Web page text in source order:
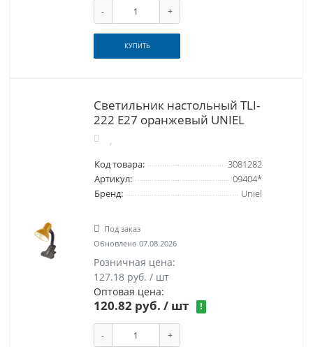
- +
КУПИТЬ
Светильник настольный TLI-
222 Е27 оранжевый UNIEL
Код товара:
3081282
Артикул:
09404*
Бренд:
Uniel
Под заказ
Обновлено 07.08.2026
Розничная цена:
127.18 руб. / шт
Оптовая цена:
120.82 руб. / шт !
- +